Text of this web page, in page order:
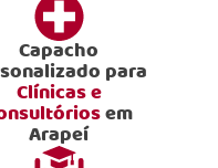
Capacho
para
Clínicas e
em
Arapeí